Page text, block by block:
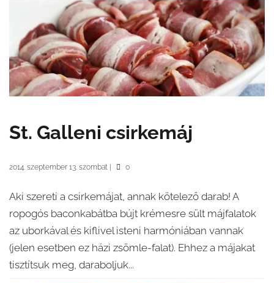
St. Galleni csirkemáj
2014. szeptember 13. szombat 0
Aki szereti a csirkemájat, annak kötelező darab! A
ropogós baconkabátba bújt krémesre sült májfalatok
az uborkával és kiflivel isteni harmóniában vannak
(jelen esetben ez házi zsömle-falat). Ehhez a májakat
tisztítsuk meg, daraboljuk...